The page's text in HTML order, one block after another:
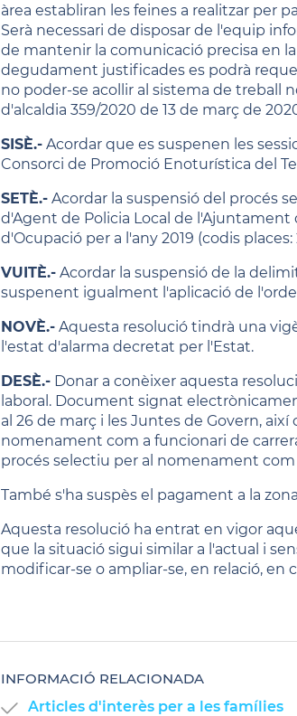
àrea establiran les feines a realitzar per
Serà necessari de disposar de l'equip
de mantenir la comunicació precisa en
degudament justificades es podrà
no poder-se acollir al sistema de treball
d'alcaldia 359/2020 de 13 de març de
SISÈ.-Acordar que es suspenen les
Consorci de Promoció Enoturística del
SETÈ.-Acordar la suspensió del procés
d'Agent de Policia Local de l'Ajuntament
d'Ocupació per a l'any 2019 (codis
VUITÈ.-Acordar la suspensió de la
suspenent igualment l'aplicació de
NOVÈ.-Aquesta resolució tindrà una
l'estat d'alarma decretat per l'Estat.
DESÈ.-Donar a conèixer aquesta
laboral. Document signat
al 26 de març i les Juntes de Govern,
nomenament com a funcionari de
procés selectiu per al nomenament
També s'ha suspès el pagament a la
Aquesta resolució ha entrat en vigor
que la situació sigui similar a l'actual i
modificar-se o ampliar-se, en relació, en
INFORMACIÓ RELACIONADA
Articles d'interès per a les famílies